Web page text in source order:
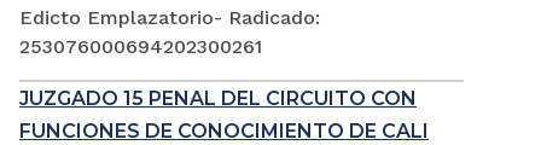
Edicto Emplazatorio- Radicado:
253076000694202300261
JUZGADO 15 PENAL DEL CIRCUITO CON
FUNCIONES DE CONOCIMIENTO DE CALI